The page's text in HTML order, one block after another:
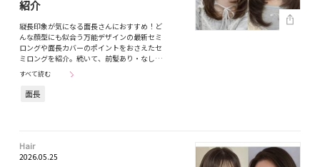
紹介
縦長印象が気になる面長さんにおすすめ！ど
んな顔型にも似合う万能デザインの最新セミ
ロングや面長カバーのポイントをおさえたセ
ミロングを紹介。続いて、前髪あり・なし…
すべて読む
面長
Hair
2026.05.25